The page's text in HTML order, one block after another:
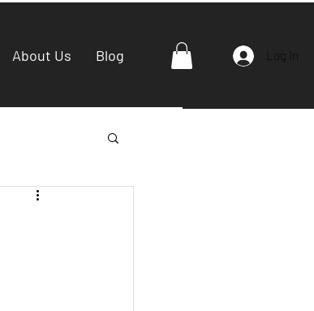
About Us Blog